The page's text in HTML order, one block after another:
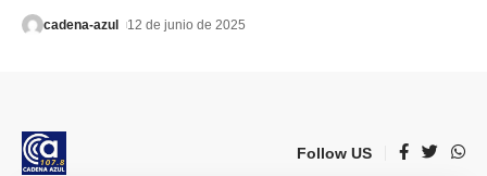
cadena-azul 12 de junio de 2025
Follow US